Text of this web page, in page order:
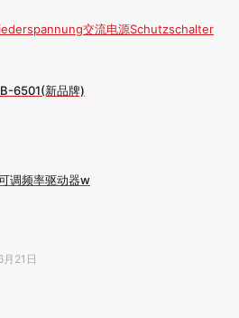
交流电源Schutzschalter
6501(新品牌)
调频率驱动器w
21日